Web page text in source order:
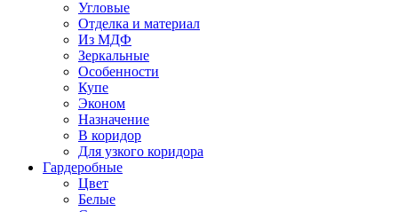
Угловые
Отделка и материал
Из МДФ
Зеркальные
Особенности
Купе
Эконом
Назначение
В коридор
Для узкого коридора
Гардеробные
Цвет
Белые